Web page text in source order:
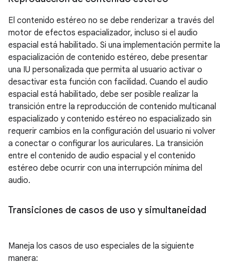
El contenido estéreo no se debe renderizar a través del
motor de efectos espacializador, incluso si el audio
espacial está habilitado. Si una implementación permite la
espacialización de contenido estéreo, debe presentar
una IU personalizada que permita al usuario activar o
desactivar esta función con facilidad. Cuando el audio
espacial está habilitado, debe ser posible realizar la
transición entre la reproducción de contenido multicanal
espacializado y contenido estéreo no espacializado sin
requerir cambios en la configuración del usuario ni volver
a conectar o configurar los auriculares. La transición
entre el contenido de audio espacial y el contenido
estéreo debe ocurrir con una interrupción mínima del
audio.
Transiciones de casos de uso y simultaneidad
Maneja los casos de uso especiales de la siguiente
manera: